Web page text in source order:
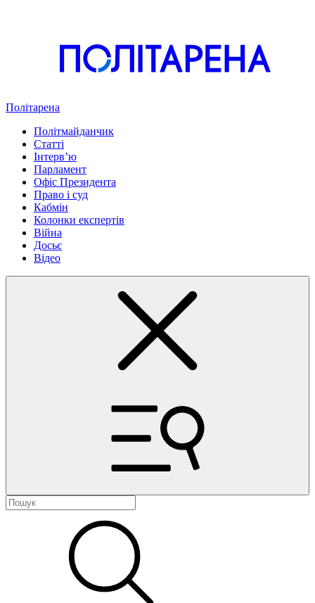
Політарена
Політмайданчик
Статті
Інтервʼю
Парламент
Офіс Президента
Право і суд
Кабмін
Колонки експертів
Війна
Досьє
Відео